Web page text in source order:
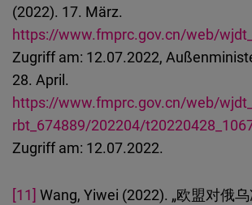
(2022). 17. März.
https://www.fmprc.gov.cn/web/
Zugriff am: 12.07.2022,
28. April.
https://www.fmprc.gov.cn/web/
rbt_674889/202204/
Zugriff am: 12.07.2022.
[11] Wang, Yiwei (2022). „欧盟对俄